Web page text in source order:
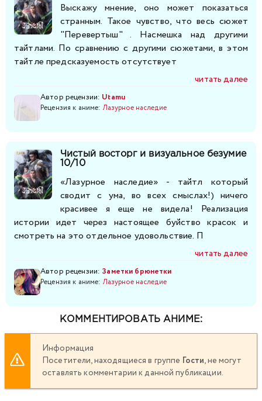
Выскажу мнение, оно может показаться
странным. Такое чувство, что весь сюжет
"Перевертыш" . Насмешка над другими
тайтлами. По сравнению с другими сюжетами, в этом
тайтле предсказуемость отсутствует
читать далее
Автор рецензии: Utamu
Рецензия к аниме: Лазурное наследие
Чистый восторг и визуальное безумие
10/10
«Лазурное наследие» - тайтл который
сводит с ума, во всех смыслах!) ничего
красивее я еще не видела! Реализация
истории идет через настоящее буйство красок и
смотреть на это отдельное удовольствие. П
читать далее
Автор рецензии: Заметки брюнетки
Рецензия к аниме: Лазурное наследие
КОММЕНТИРОВАТЬ АНИМЕ:
Информация
Посетители, находящиеся в группе Гости, не могут
оставлять комментарии к данной публикации.